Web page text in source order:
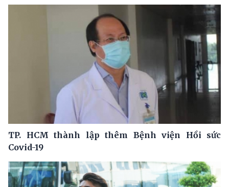
TP. HCM thành lập thêm Bệnh viện Hồi sức
Covid-19